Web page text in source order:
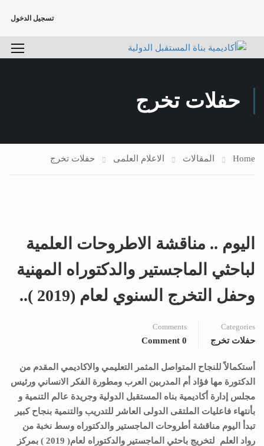
تسجيل الدخول
حفلات تخرج
Home المقالات الاعلام العلمى حفلات تخرج
اليوم .. مناقشة الاطروحات العلمية
لباحثي الماجستير والدكتوراه المهنية
وحفل التخرج السنوي لعام (2019 )..
Categories
حفلات تخرج
Comments
0 Comment
أستكمالاً للنجاح المتواصل المثمر التعليمي والاكاديمي المقدم من
الدكتورة مها فؤاد أم المدربين العرب ومطورة الفكر الانساني ورئيس
مجلس إدارة أكاديمية بناه المستقبل الدولية وجريدة عالم التنمية و
بأنتهاء فاعليات الملتقى الدولى العاشر للتدريب والتنمية بنجاح كبير
تبدأ اليوم مناقشة أطروحات الماجستير والدكتوراه وسط نخبة من
رواد العلم لتخريج باحثي الماجستير والدكتوراه لعام( 2019 ) بمركز